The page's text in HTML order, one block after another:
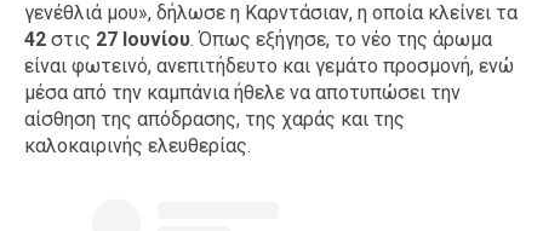
γενέθλιά μου», δήλωσε η Καρντάσιαν, η οποία κλείνει τα
42 στις 27 Ιουνίου. Όπως εξήγησε, το νέο της άρωμα
είναι φωτεινό, ανεπιτήδευτο και γεμάτο προσμονή, ενώ
μέσα από την καμπάνια ήθελε να αποτυπώσει την
αίσθηση της απόδρασης, της χαράς και της
καλοκαιρινής ελευθερίας.